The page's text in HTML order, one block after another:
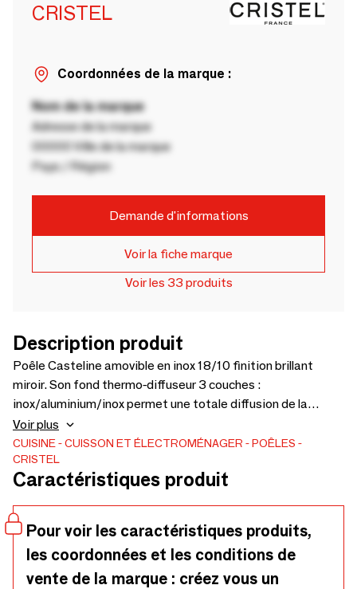
CRISTEL
Coordonnées de la marque :
Nom de la marque
Adresse de la marque
00000 Ville de la marque
Pays / Région
Demande d'informations
Voir la fiche marque
Voir les 33 produits
Description produit
Poêle Casteline amovible en inox 18/10 finition brillant
miroir. Son fond thermo-diffuseur 3 couches :
inox/aluminium/inox permet une totale diffusion de la
chaleur dans tous le corps, du fond jusqu'aux parois de
manière rapide et homogène. Idéal pour saisir les viandes, le
goût de chaque aliment est préservé pendant et après la
cuisson. Cuisinez sainement avec les poêles inox CRISTEL
amovible. Disponible en 7 tailles : 20, 22 ,24, 26, 28, 30 et
32cm. Labellisées Origine France Garantie BV
Cert.6019453.
Voir plus
CUISINE CUISSON ET ÉLECTROMÉNAGER
POÊLES
CRISTEL
Caractéristiques produit
Pour voir les caractéristiques produits,
les coordonnées et les conditions de
vente de la marque : créez vous un